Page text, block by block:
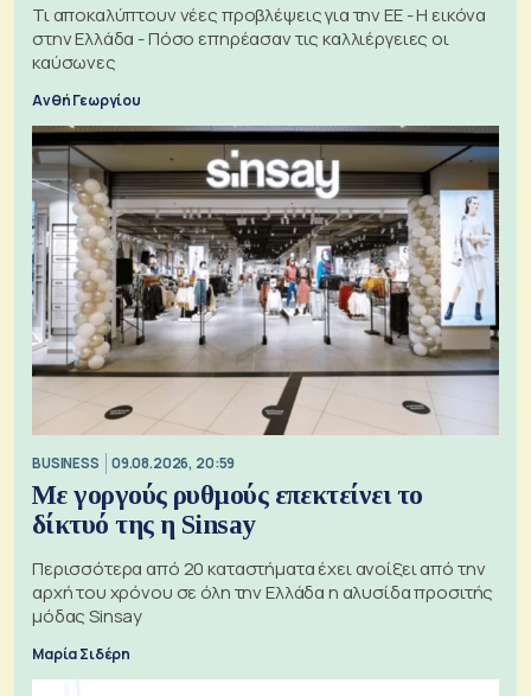
Τι αποκαλύπτουν νέες προβλέψεις για την ΕΕ - Η εικόνα
στην Ελλάδα - Πόσο επηρέασαν τις καλλιέργειες οι
καύσωνες
Ανθή Γεωργίου
BUSINESS 09.08.2026, 20:59
Με γοργούς ρυθμούς επεκτείνει το
δίκτυό της η Sinsay
Περισσότερα από 20 καταστήματα έχει ανοίξει από την
αρχή του χρόνου σε όλη την Ελλάδα η αλυσίδα προσιτής
μόδας Sinsay
Μαρία Σιδέρη